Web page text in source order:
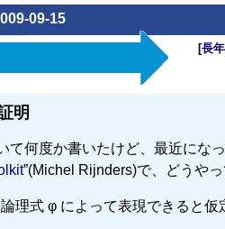
09-15
[長
明
何度か書いたけど、最近にな
”(Michel Rijnders)で、どうや
理式 φ によって表現できると仮